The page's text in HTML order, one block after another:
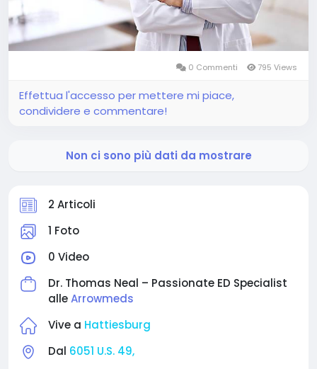
2 Articoli
1 Foto
0 Video
Dr. Thomas Neal – Passionate ED Specialist
alleArrowmeds
Vive a Hattiesburg
Dal 6051 U.S. 49,
0 Commenti 795 Views
Effettua l'accesso per mettere mi piace,
condividere e commentare!
Non ci sono più dati da mostrare